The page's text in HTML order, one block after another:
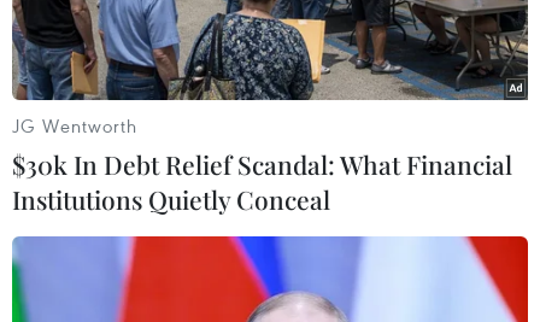
gian.
JG Wentworth
$30k In Debt Relief Scandal: What Financial
Institutions Quietly Conceal